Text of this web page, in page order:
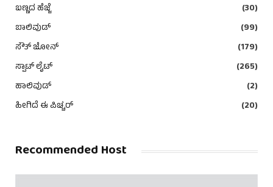
ಬಣ್ಣದ ಹೆಜ್ಜೆ
(30)
ಬಾಲಿವುಡ್
(99)
ಸೌತ್ ಜೋನ್
(179)
ಸ್ಪಾಟ್ ಲೈಟ್
(265)
ಹಾಲಿವುಡ್
(2)
ಹೀಗಿದೆ ಈ ಪಿಚ್ಚರ್
(20)
Recommended Host